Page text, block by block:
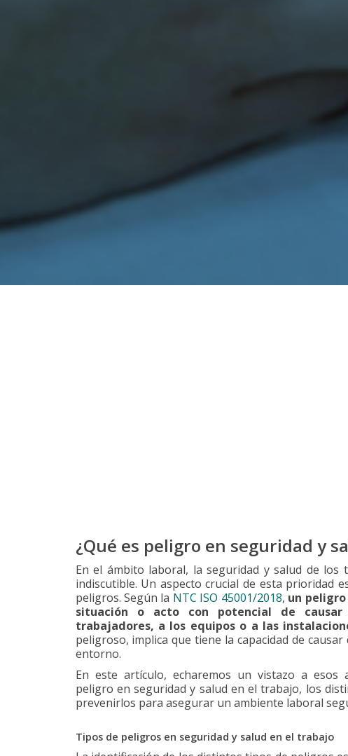
¿Qué es peligro en seguridad y
En el ámbito laboral, la seguridad y salud de los
indiscutible. Un aspecto crucial de esta prioridad
peligros. Según la NTC ISO 45001/2018, un
situación o acto con potencial de
trabajadores, a los equipos o a las
peligroso, implica que tiene la capacidad de
entorno.
En este artículo, echaremos un vistazo a esos
peligro en seguridad y salud en el trabajo, los
prevenirlos para asegurar un ambiente laboral
Tipos de peligros en seguridad y salud en el trabajo